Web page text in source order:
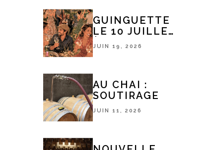
GUINGUETTE
LE 10 JUILLET
À 18H
JUIN 19, 2026
AU CHAI :
SOUTIRAGE
JUIN 11, 2026